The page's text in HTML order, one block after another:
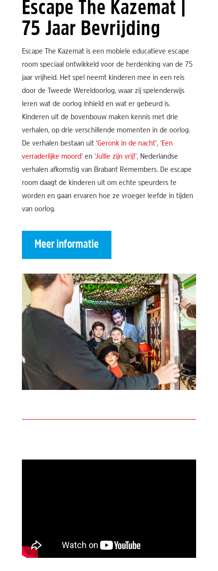
Escape The Kazemat |
75 Jaar Bevrijding
Escape The Kazemat is een mobiele educatieve escape
room speciaal ontwikkeld voor de herdenking van de 75
jaar vrijheid. Het spel neemt kinderen mee in een reis
door de Tweede Wereldoorlog, waar zij spelenderwijs
leren wat de oorlog inhield en wat er gebeurd is.
Kinderen uit de bovenbouw maken kennis met drie
verhalen, op drie verschillende momenten in de oorlog.
De verhalen bestaan uit ‘Geronk in de nacht’, ‘Een
verraderlijke moord’ en ‘Jullie zijn vrij!’, Nederlandse
verhalen afkomstig van Brabant Remembers. De escape
room daagt de kinderen uit om echte speurders te
worden en gaan ervaren hoe ze vroeger leefde in tijden
van oorlog.
Meer informatie